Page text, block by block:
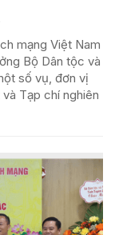
mạng Việt Nam
Bộ Dân tộc và
số vụ, đơn vị
Tạp chí nghiên